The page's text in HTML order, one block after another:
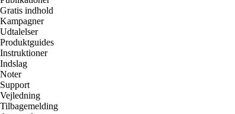
Gratis indhold
Kampagner
Udtalelser
Produktguides
Instruktioner
Indslag
Noter
Support
Vejledning
Tilbagemelding